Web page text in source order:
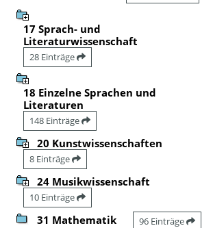
17 Sprach- und
Literaturwissenschaft
28 Einträge
18 Einzelne Sprachen und
Literaturen
148 Einträge
20 Kunstwissenschaften
8 Einträge
24 Musikwissenschaft
10 Einträge
31 Mathematik 96 Einträge